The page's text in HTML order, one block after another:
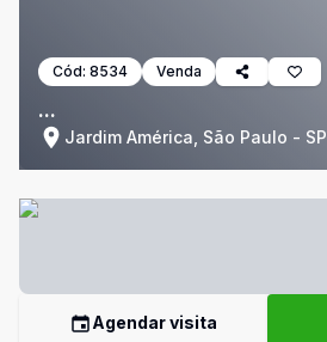
Cód: 8534 Venda
...
Jardim América, São Paulo - SP
Agendar visita